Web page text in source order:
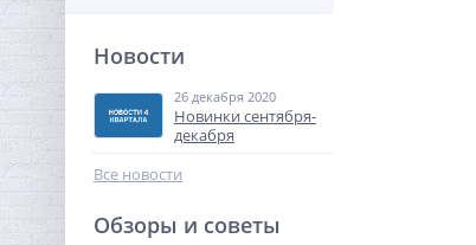
Сгон резьбовой (НР) 1" x
150 мм UNI-FITT
992,32
Новости
26 декабря 2020
Новинки сентября-
декабря
Все новости
Обзоры и советы